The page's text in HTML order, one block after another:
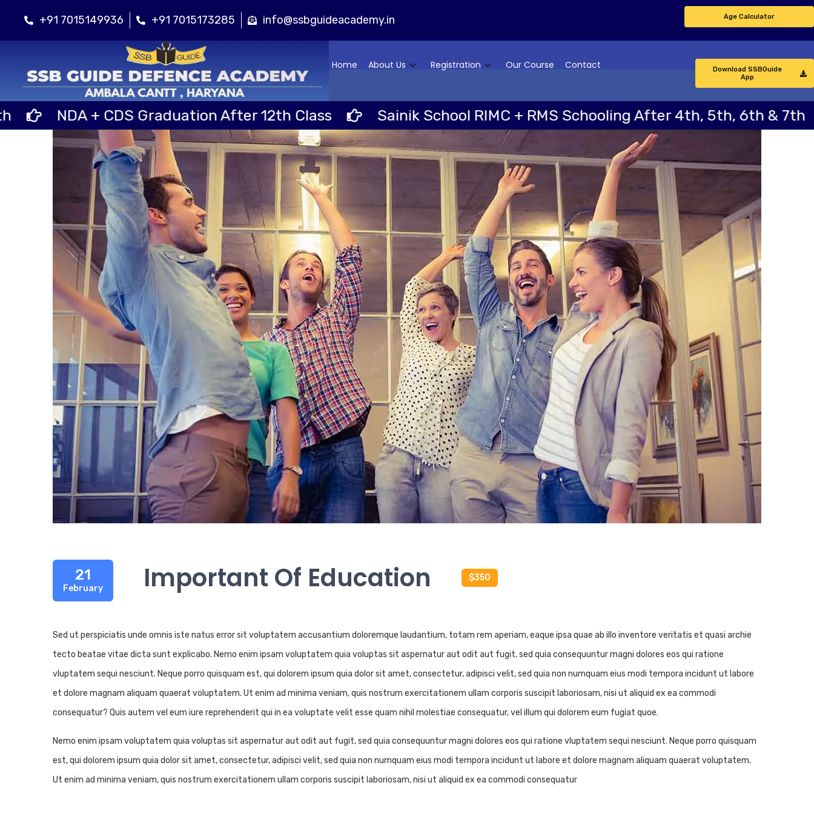
+91 7015149936 +91 7015173285 info@ssbguideacademy.in Age Calculator
Home About Us Registration Our Course Contact
Download SSBGuide
App
NDA + CDS Graduation After 12th Class Sainik School RIMC + RMS Schooling After 4th, 5th, 6th & 7th
21
February Important Of Education $350
Sed ut perspiciatis unde omnis iste natus error sit voluptatem accusantium doloremque laudantium, totam rem aperiam, eaque ipsa quae ab illo inventore veritatis et quasi archie
tecto beatae vitae dicta sunt explicabo. Nemo enim ipsam voluptatem quia voluptas sit aspernatur aut odit aut fugit, sed quia consequuntur magni dolores eos qui ratione
vluptatem sequi nesciunt. Neque porro quisquam est, qui dolorem ipsum quia dolor sit amet, consectetur, adipisci velit, sed quia non numquam eius modi tempora incidunt ut labore
et dolore magnam aliquam quaerat voluptatem. Ut enim ad minima veniam, quis nostrum exercitationem ullam corporis suscipit laboriosam, nisi ut aliquid ex ea commodi
consequatur? Quis autem vel eum iure reprehenderit qui in ea voluptate velit esse quam nihil molestiae consequatur, vel illum qui dolorem eum fugiat quoe.
Nemo enim ipsam voluptatem quia voluptas sit aspernatur aut odit aut fugit, sed quia consequuntur magni dolores eos qui ratione vluptatem sequi nesciunt. Neque porro quisquam
est, qui dolorem ipsum quia dolor sit amet, consectetur, adipisci velit, sed quia non numquam eius modi tempora incidunt ut labore et dolore magnam aliquam quaerat voluptatem.
Ut enim ad minima veniam, quis nostrum exercitationem ullam corporis suscipit laboriosam, nisi ut aliquid ex ea commodi consequatur